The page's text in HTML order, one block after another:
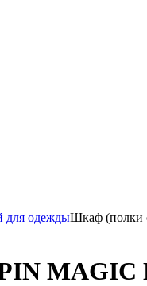
для одеждыШкаф (полки
MAGIC